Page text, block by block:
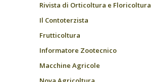
Rivista di Orticoltura e Floricoltura
Il Contoterzista
Frutticoltura
Informatore Zootecnico
Macchine Agricole